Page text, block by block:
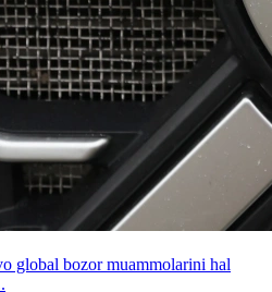
global bozor muammolarini hal